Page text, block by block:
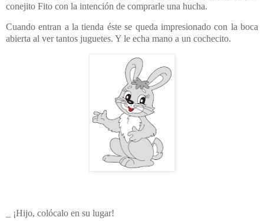
conejito Fito con la intención de comprarle una hucha.
Cuando entran a la tienda éste se queda impresionado con la boca
abierta al ver tantos juguetes. Y le echa mano a un cochecito.
_ ¡Hijo, colócalo en su lugar!